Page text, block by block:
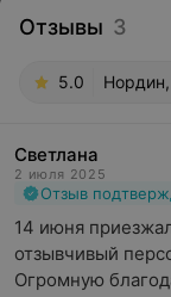
Отзывы 3
5.0
Светлана
2 июля 2025
Отзыв
14 июня
отзывчивый
Огромную